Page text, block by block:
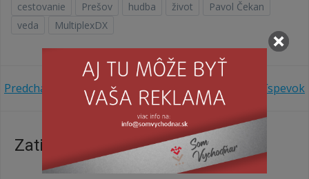
cestovanie Prešov hudba život
Pavol Čekan
veda
MultiplexDX
Navigácia
v
článku
Predchádzajúci príspevok
Navigácia
v
článku
Ďalší príspevok
Zatiaľ žiadne komentáre